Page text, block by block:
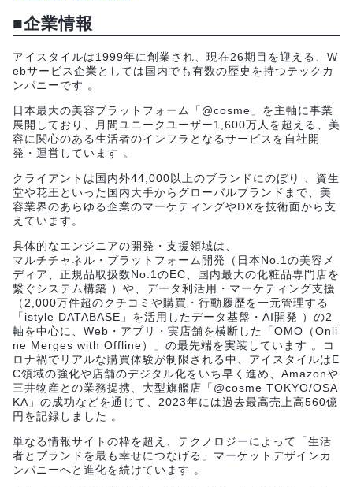
■企業情報
アイスタイルは1999年に創業され、現在26期目を迎える、W
ebサービス企業としては国内でも有数の歴史を持つテックカ
ンパニーです 。
日本最大の美容プラットフォーム「@cosme」を主軸に事業
展開しており、月間ユニークユーザー1,600万人を超える、美
容に関心のある生活者のインフラとなるサービスを自社開
発・運営しています 。
クライアントは国内外44,000以上のブランドにのぼり 、資生
堂や花王といった国内大手からグローバルブランドまで、美
容業界のあらゆる企業のマーケティングやDXを技術面から支
えています。
具体的なエンジニアの開発・支援領域は、
マルチチャネル・プラットフォーム開発（日本No.1の美容メ
ディア、正規品取扱数No.1のEC、国内最大の化粧品専門店を
繋ぐシステム構築 ）や、データ利活用・マーケティング支援
（2,000万件超のクチコミや購買・行動履歴を一元管理する
「istyle DATABASE」を活用したデータ基盤・AI開発 ）の2
軸を中心に、Web・アプリ・実店舗を横断した「OMO（Onli
ne Merges with Offline）」の最先端を実装しています 。コ
ロナ禍でリアルな購買体験が制限される中、アイスタイルはE
C領域の強化や店舗のデジタル化をいち早く進め、Amazonや
三井物産との業務提携、大型旗艦店「@cosme TOKYO/OSA
KA」の成功などを通じて、2023年には過去最高売上高560億
円を記録しました 。
単なる情報サイトの枠を超え、テクノロジーによって「生活
者とブランドを最も幸せにつなげる」マーケットデザインカ
ンパニーへと進化を続けています 。